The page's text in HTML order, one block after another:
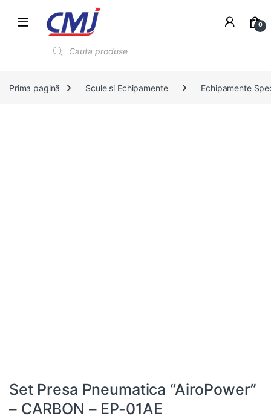
0
Prima pagină Scule si Echipamente Echipamente
Set Presa Pneumatica “AiroPower”
– CARBON – EP-01AE